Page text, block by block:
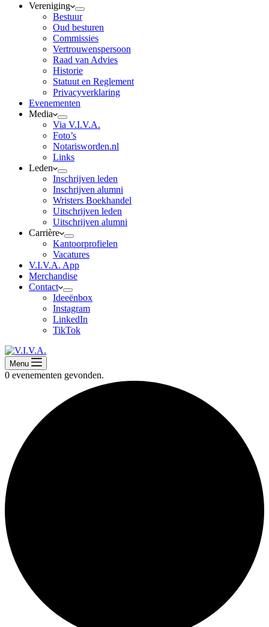
Vereniging
Bestuur
Oud besturen
Commissies
Vertrouwenspersoon
Raad van Advies
Historie
Statuut en Reglement
Privacyverklaring
Evenementen
Media
Via V.I.V.A.
Foto’s
Notarisworden.nl
Links
Leden
Inschrijven leden
Inschrijven alumni
Wristers Boekhandel
Uitschrijven leden
Uitschrijven alumni
Carrière
Kantoorprofielen
Vacatures
V.I.V.A. App
Merchandise
Contact
Ideeënbox
Instagram
LinkedIn
TikTok
Menu
0 evenementen gevonden.